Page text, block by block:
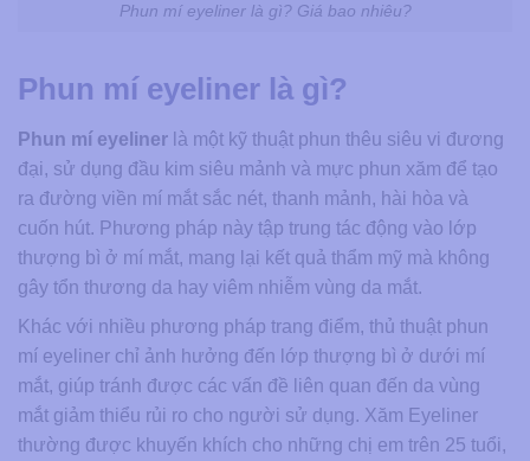
Phun mí eyeliner là gì? Giá bao nhiêu?
Phun mí eyeliner là gì?
Phun mí eyeliner là một kỹ thuật phun thêu siêu vi đương
đại, sử dụng đầu kim siêu mảnh và mực phun xăm để tạo
ra đường viền mí mắt sắc nét, thanh mảnh, hài hòa và
cuốn hút. Phương pháp này tập trung tác động vào lớp
thượng bì ở mí mắt, mang lại kết quả thẩm mỹ mà không
gây tổn thương da hay viêm nhiễm vùng da mắt.
Khác với nhiều phương pháp trang điểm, thủ thuật phun
mí eyeliner chỉ ảnh hưởng đến lớp thượng bì ở dưới mí
mắt, giúp tránh được các vấn đề liên quan đến da vùng
mắt giảm thiểu rủi ro cho người sử dụng. Xăm Eyeliner
thường được khuyến khích cho những chị em trên 25 tuổi,